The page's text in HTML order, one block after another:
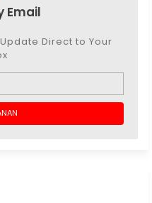
Email
Direct to Your